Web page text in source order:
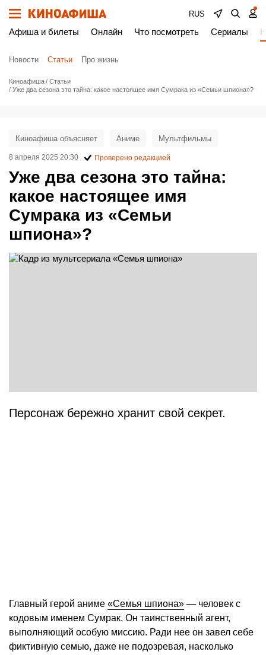
RUS
Афиша и билеты Онлайн Что посмотреть Сериалы
Новости Статьи Про жизнь
Киноафиша
Статьи
Уже два сезона это тайна: какое настоящее имя Сумрака из «Семьи шпиона»?
Уже два сезона это тайна:
какое настоящее имя
Сумрака из «Семьи
шпиона»?
Киноафиша объясняет Аниме Мультфильмы
8 апреля 2025 20:30 Проверено редакцией
Персонаж бережно хранит свой секрет.
Главный герой аниме «Семья шпиона» — человек с
кодовым именем Сумрак. Он таинственный агент,
выполняющий особую миссию. Ради нее он завел себе
фиктивную семью, даже не подозревая, насколько